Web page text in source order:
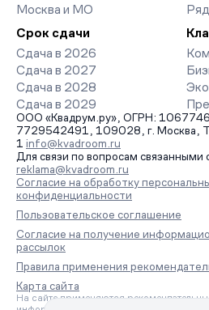
Москва и МО
Срок сдачи
Сдача в 2026
Сдача в 2027
Сдача в 2028
Сдача в 2029
ООО «Квадрум.ру», ОГРН:
7729542491, 109028, г. Москва,
1 info@kvadroom.ru
Для связи по вопросам связанными
reklama@kvadroom.ru
Согласие на обработку
конфиденциальности
Пользовательское соглашение
Согласие на получение
рассылок
Правила применения
Карта сайта
На сайте применяются